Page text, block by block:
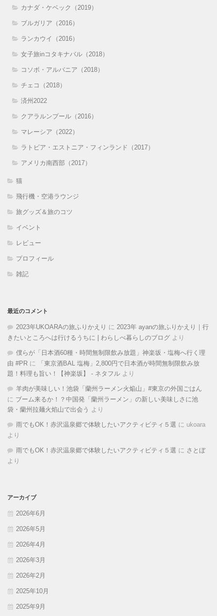
カナダ・ケベック（2019）
ブルガリア（2016）
ランカウイ（2016）
女子旅inコタキナバル（2018）
コソボ・アルバニア（2018）
チェコ（2018）
済州2022
クアラルンプール（2016）
マレーシア（2022）
ラトビア・エストニア・フィンランド（2017）
アメリカ南西部（2017）
猫
飛行機・空港ラウンジ
旅グッズ＆旅のコツ
イベント
レビュー
プロフィール
雑記
最近のコメント
2023年UKOARAの旅ふりかえり に 2023年 ayanの旅ふりかえり｜行
きたいところへは行けるうちに | わらしべ暮らしのブログ より
僕らが「日本酒60種・時間無制限飲み放題」神楽坂・塩梅へ行く理
由 #PR に
「東京酒BAL 塩梅」2,800円で日本酒が時間無制限飲み放
題！料理も旨い！【神楽坂】 - ネタフル より
羊肉が美味しい！池袋「蘭州ラーメン火焔山」#東京の外国ごはん
に ブーム来るか！？中国発「蘭州ラーメン」の新しい美味しさに池
袋・蘭州拉麺火焰山で出会う より
雨でもOK！赤沢温泉郷で体験したいアクティビティ５選 に ukoara
より
雨でもOK！赤沢温泉郷で体験したいアクティビティ５選 に さとぼ
より
アーカイブ
2026年6月
2026年5月
2026年4月
2026年3月
2026年2月
2025年10月
2025年9月